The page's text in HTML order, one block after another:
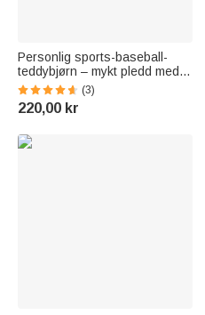
Personlig sports-baseball-
teddybjørn – mykt pledd med
navn – barneromsdekorasjon
– baby shower-gave til
babygutter, babyjenter og
(3)
220,00 kr